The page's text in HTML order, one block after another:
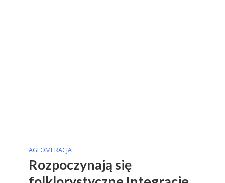
AGLOMERACJA
Rozpoczynają się